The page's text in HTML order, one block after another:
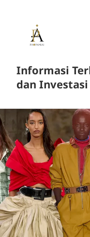
Informasi
dan Investasi